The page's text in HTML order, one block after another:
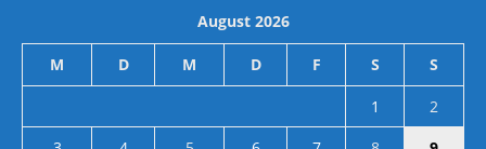
August 2026
M D M D F S S
1
2